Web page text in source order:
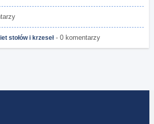
stołów i krzeseł- 0 komentarzy